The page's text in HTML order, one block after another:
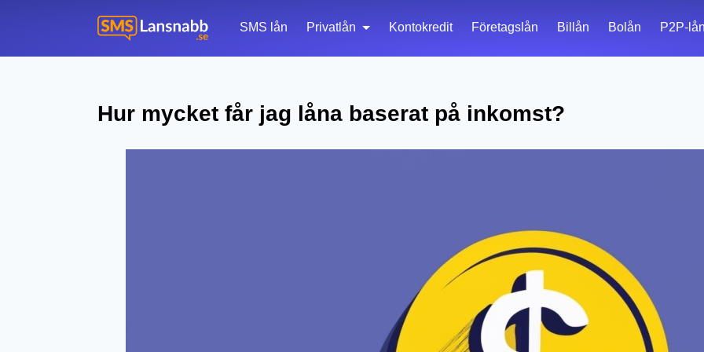
SMS lån Privatlån Kontokredit Företagslån Billån Bolån P2P-
Hur mycket får jag låna baserat på inkomst?